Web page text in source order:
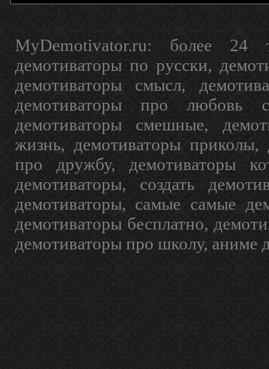
MyDemotivator.ru: более 24
демотиваторы по русски,
демотиваторы смысл,
демотиваторы про любовь
демотиваторы смешные,
жизнь, демотиваторы приколы,
про дружбу, демотиваторы
демотиваторы, создать
демотиваторы, самые самые
демотиваторы бесплатно,
демотиваторы про школу, аниме